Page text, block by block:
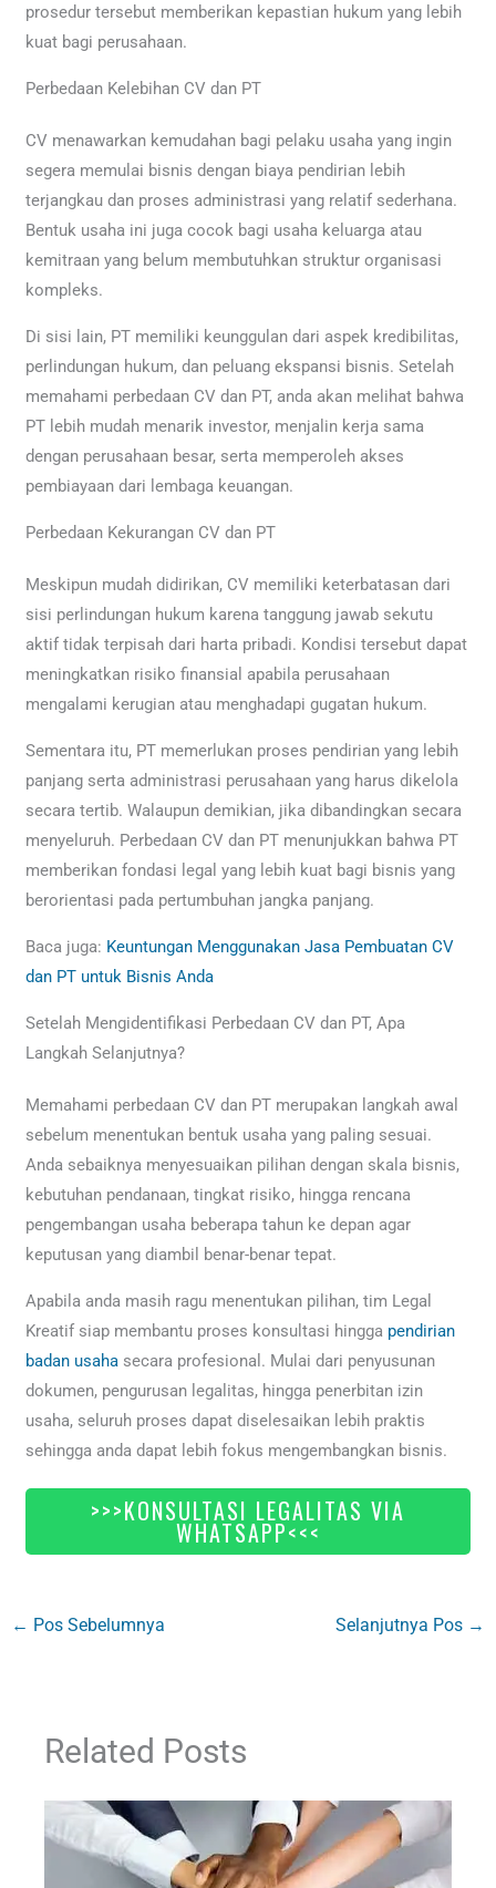
prosedur tersebut memberikan kepastian hukum yang lebih
kuat bagi perusahaan.
Perbedaan Kelebihan CV dan PT
CV menawarkan kemudahan bagi pelaku usaha yang ingin
segera memulai bisnis dengan biaya pendirian lebih
terjangkau dan proses administrasi yang relatif sederhana.
Bentuk usaha ini juga cocok bagi usaha keluarga atau
kemitraan yang belum membutuhkan struktur organisasi
kompleks.
Di sisi lain, PT memiliki keunggulan dari aspek kredibilitas,
perlindungan hukum, dan peluang ekspansi bisnis. Setelah
memahami perbedaan CV dan PT, anda akan melihat bahwa
PT lebih mudah menarik investor, menjalin kerja sama
dengan perusahaan besar, serta memperoleh akses
pembiayaan dari lembaga keuangan.
Perbedaan Kekurangan CV dan PT
Meskipun mudah didirikan, CV memiliki keterbatasan dari
sisi perlindungan hukum karena tanggung jawab sekutu
aktif tidak terpisah dari harta pribadi. Kondisi tersebut dapat
meningkatkan risiko finansial apabila perusahaan
mengalami kerugian atau menghadapi gugatan hukum.
Sementara itu, PT memerlukan proses pendirian yang lebih
panjang serta administrasi perusahaan yang harus dikelola
secara tertib. Walaupun demikian, jika dibandingkan secara
menyeluruh. Perbedaan CV dan PT menunjukkan bahwa PT
memberikan fondasi legal yang lebih kuat bagi bisnis yang
berorientasi pada pertumbuhan jangka panjang.
Baca juga: Keuntungan Menggunakan Jasa Pembuatan CV
dan PT untuk Bisnis Anda
Setelah Mengidentifikasi Perbedaan CV dan PT, Apa
Langkah Selanjutnya?
Memahami perbedaan CV dan PT merupakan langkah awal
sebelum menentukan bentuk usaha yang paling sesuai.
Anda sebaiknya menyesuaikan pilihan dengan skala bisnis,
kebutuhan pendanaan, tingkat risiko, hingga rencana
pengembangan usaha beberapa tahun ke depan agar
keputusan yang diambil benar-benar tepat.
Apabila anda masih ragu menentukan pilihan, tim Legal
Kreatif siap membantu proses konsultasi hingga pendirian
badan usaha secara profesional. Mulai dari penyusunan
dokumen, pengurusan legalitas, hingga penerbitan izin
usaha, seluruh proses dapat diselesaikan lebih praktis
sehingga anda dapat lebih fokus mengembangkan bisnis.
>>>KONSULTASI LEGALITAS VIA
WHATSAPP<<<
← Pos Sebelumnya Selanjutnya Pos →
Related Posts